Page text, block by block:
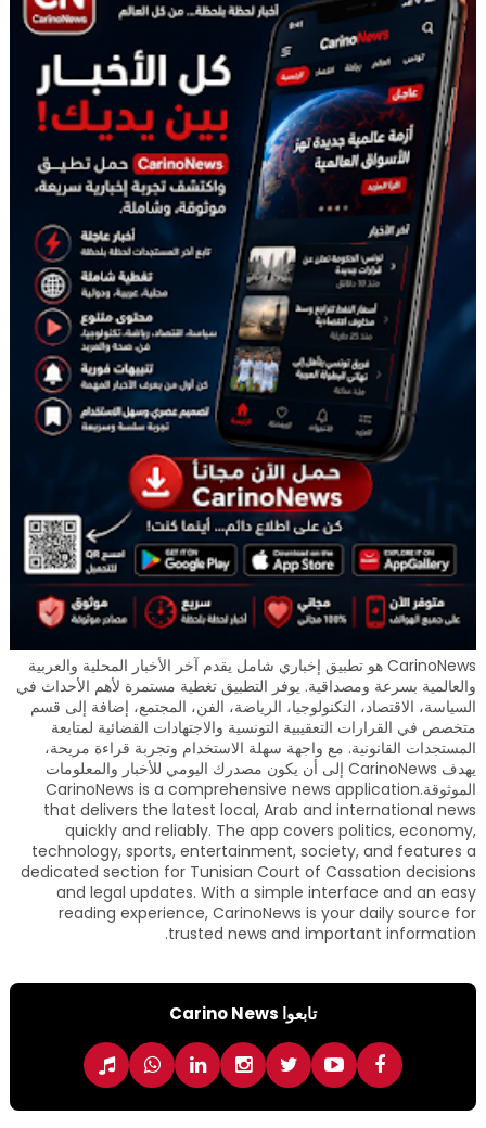
CarinoNews هو تطبيق إخباري شامل يقدم آخر الأخبار المحلية والعربية
والعالمية بسرعة ومصداقية. يوفر التطبيق تغطية مستمرة لأهم الأحداث في
السياسة، الاقتصاد، التكنولوجيا، الرياضة، الفن، المجتمع، إضافة إلى قسم
متخصص في القرارات التعقيبية التونسية والاجتهادات القضائية لمتابعة
المستجدات القانونية. مع واجهة سهلة الاستخدام وتجربة قراءة مريحة،
يهدف CarinoNews إلى أن يكون مصدرك اليومي للأخبار والمعلومات
الموثوقة.CarinoNews is a comprehensive news application
that delivers the latest local, Arab and international news
quickly and reliably. The app covers politics, economy,
technology, sports, entertainment, society, and features a
dedicated section for Tunisian Court of Cassation decisions
and legal updates. With a simple interface and an easy
reading experience, CarinoNews is your daily source for
trusted news and important information.
تابعوا Carino News